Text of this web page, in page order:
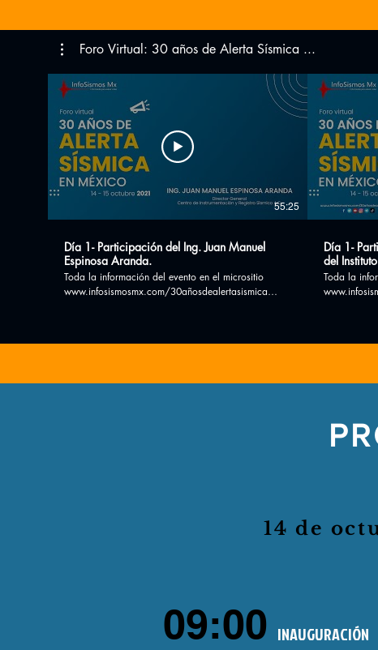
Foro Virtual: 30 años de Alerta Sísmica ...
55:25
Día 1- Participación del Ing. Juan Manuel
Espinosa Aranda.
Toda la información del evento en el micrositio
www.infosismosmx.com/30añosdealertasismica
Día 1-
del
Toda la
14 de
09:00 INAUGURACIÓN